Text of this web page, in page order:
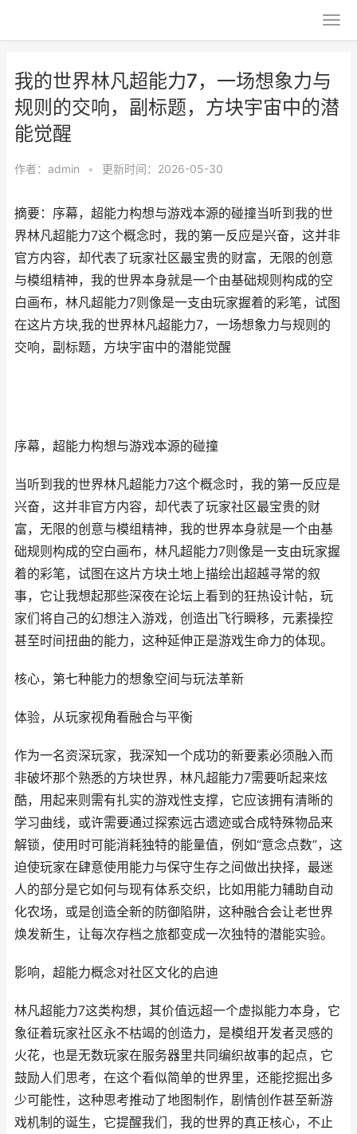
我的世界林凡超能力7，一场想象力与
规则的交响，副标题，方块宇宙中的潜
能觉醒
作者： admin • 更新时间：2026-05-30
摘要：序幕，超能力构想与游戏本源的碰撞当听到我的世
界林凡超能力7这个概念时，我的第一反应是兴奋，这并非
官方内容，却代表了玩家社区最宝贵的财富，无限的创意
与模组精神，我的世界本身就是一个由基础规则构成的空
白画布，林凡超能力7则像是一支由玩家握着的彩笔，试图
在这片方块,我的世界林凡超能力7，一场想象力与规则的
交响，副标题，方块宇宙中的潜能觉醒
序幕，超能力构想与游戏本源的碰撞
当听到我的世界林凡超能力7这个概念时，我的第一反应是
兴奋，这并非官方内容，却代表了玩家社区最宝贵的财
富，无限的创意与模组精神，我的世界本身就是一个由基
础规则构成的空白画布，林凡超能力7则像是一支由玩家握
着的彩笔，试图在这片方块土地上描绘出超越寻常的叙
事，它让我想起那些深夜在论坛上看到的狂热设计帖，玩
家们将自己的幻想注入游戏，创造出飞行瞬移，元素操控
甚至时间扭曲的能力，这种延伸正是游戏生命力的体现。
核心，第七种能力的想象空间与玩法革新
体验，从玩家视角看融合与平衡
作为一名资深玩家，我深知一个成功的新要素必须融入而
非破坏那个熟悉的方块世界，林凡超能力7需要听起来炫
酷，用起来则需有扎实的游戏性支撑，它应该拥有清晰的
学习曲线，或许需要通过探索远古遗迹或合成特殊物品来
解锁，使用时可能消耗独特的能量值，例如“意念点数”，这
迫使玩家在肆意使用能力与保守生存之间做出抉择，最迷
人的部分是它如何与现有体系交织，比如用能力辅助自动
化农场，或是创造全新的防御陷阱，这种融合会让老世界
焕发新生，让每次存档之旅都变成一次独特的潜能实验。
影响，超能力概念对社区文化的启迪
林凡超能力7这类构想，其价值远超一个虚拟能力本身，它
象征着玩家社区永不枯竭的创造力，是模组开发者灵感的
火花，也是无数玩家在服务器里共同编织故事的起点，它
鼓励人们思考，在这个看似简单的世界里，还能挖掘出多
少可能性，这种思考推动了地图制作，剧情创作甚至新游
戏机制的诞生，它提醒我们，我的世界的真正核心，不止